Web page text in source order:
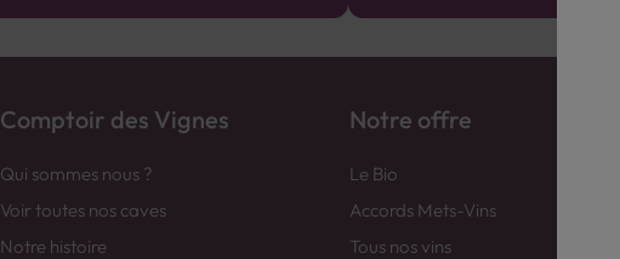
Comptoir des Vignes
Qui sommes nous ?
Voir toutes nos caves
Notre histoire
Notre offre
Le Bio
Accords Mets-Vins
Tous nos vins